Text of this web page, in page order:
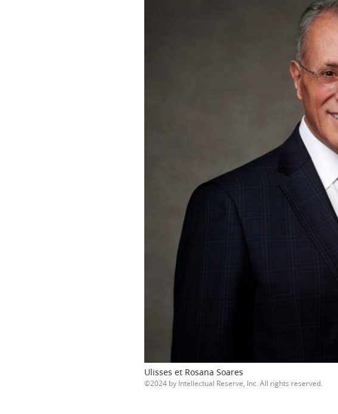
Ulisses et Rosana Soares
2024 by Intellectual Reserve, Inc. All rights reserved.